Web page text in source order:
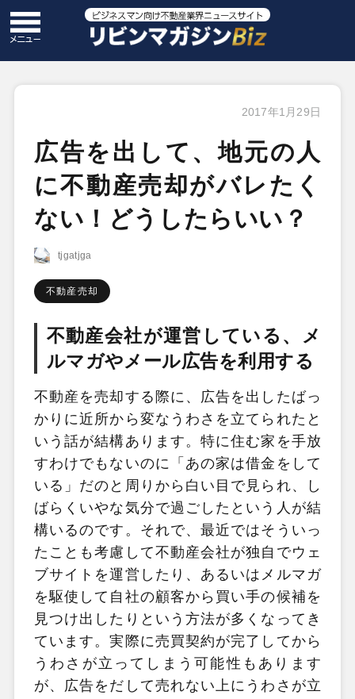
2017年1月29日
広告を出して、地元の人
に不動産売却がバレたく
ない！どうしたらいい？
tjgatjga
不動産売却
不動産会社が運営している、メ
ルマガやメール広告を利用する
不動産を売却する際に、広告を出したばっ
かりに近所から変なうわさを立てられたと
いう話が結構あります。特に住む家を手放
すわけでもないのに「あの家は借金をして
いる」だのと周りから白い目で見られ、し
ばらくいやな気分で過ごしたという人が結
構いるのです。それで、最近ではそういっ
たことも考慮して不動産会社が独自でウェ
ブサイトを運営したり、あるいはメルマガ
を駆使して自社の顧客から買い手の候補を
見つけ出したりという方法が多くなってき
ています。実際に売買契約が完了してから
うわさが立ってしまう可能性もあります
が、広告をだして売れない上にうわさが立